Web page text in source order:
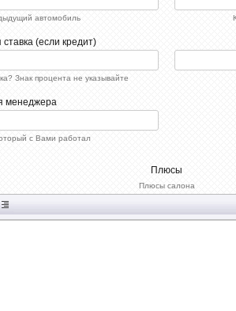
автомобиль
(если кредит)
Знак процента не указывайте
менеджера
с Вами работал
Плюсы
Плюсы салона